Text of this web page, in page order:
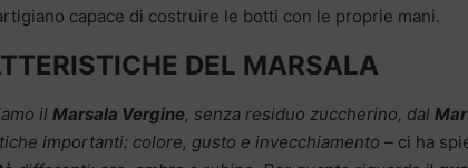
capace di costruire le botti con le proprie mani.
DEL MARSALA
il Marsala Vergine, senza residuo zuccherino, dal
importanti: colore, gusto e invecchiamento – ci ha